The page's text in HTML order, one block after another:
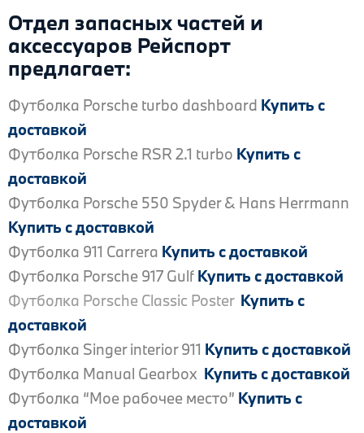
Отдел запасных частей и
аксессуаров Рейспорт
предлагает:
Футболка Porsche turbo dashboard Купить с
доставкой
Футболка Porsche RSR 2.1 turbo Купить с
доставкой
Футболка Porsche 550 Spyder & Hans Herrmann
Купить с доставкой
Футболка 911 Carrera Купить с доставкой
Футболка Porsche 917 Gulf Купить с доставкой
Футболка Porsche Classic Poster Купить с
доставкой
Футболка Singer interior 911 Купить с доставкой
Футболка Manual Gearbox Купить с доставкой
Футболка “Мое рабочее место” Купить с
доставкой